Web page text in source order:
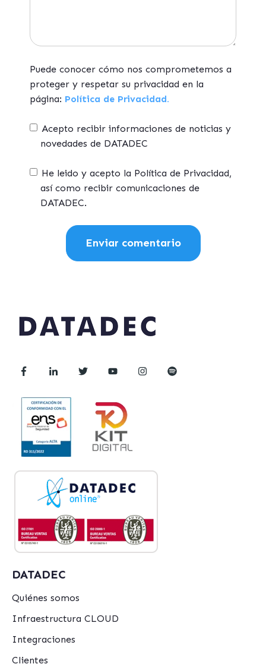
Puede conocer cómo nos comprometemos a
proteger y respetar su privacidad en la
página: Política de Privacidad.
Acepto recibir informaciones de noticias y
novedades de DATADEC
He leido y acepto la Política de Privacidad,
así como recibir comunicaciones de
DATADEC.
DATADEC
Quiénes somos
Infraestructura CLOUD
Integraciones
Clientes